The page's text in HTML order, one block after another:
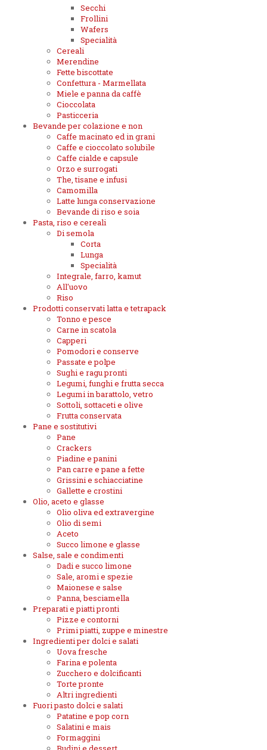
Secchi
Frollini
Wafers
Specialità
Cereali
Merendine
Fette biscottate
Confettura - Marmellata
Miele e panna da caffè
Cioccolata
Pasticceria
Bevande per colazione e non
Caffe macinato ed in grani
Caffe e cioccolato solubile
Caffe cialde e capsule
Orzo e surrogati
The, tisane e infusi
Camomilla
Latte lunga conservazione
Bevande di riso e soia
Pasta, riso e cereali
Di semola
Corta
Lunga
Specialità
Integrale, farro, kamut
All'uovo
Riso
Prodotti conservati latta e tetrapack
Tonno e pesce
Carne in scatola
Capperi
Pomodori e conserve
Passate e polpe
Sughi e ragu pronti
Legumi, funghi e frutta secca
Legumi in barattolo, vetro
Sottoli, sottaceti e olive
Frutta conservata
Pane e sostitutivi
Pane
Crackers
Piadine e panini
Pan carre e pane a fette
Grissini e schiacciatine
Gallette e crostini
Olio, aceto e glasse
Olio oliva ed extravergine
Olio di semi
Aceto
Succo limone e glasse
Salse, sale e condimenti
Dadi e succo limone
Sale, aromi e spezie
Maionese e salse
Panna, besciamella
Preparati e piatti pronti
Pizze e contorni
Primi piatti, zuppe e minestre
Ingredienti per dolci e salati
Uova fresche
Farina e polenta
Zucchero e dolcificanti
Torte pronte
Altri ingredienti
Fuori pasto dolci e salati
Patatine e pop corn
Salatini e mais
Formaggini